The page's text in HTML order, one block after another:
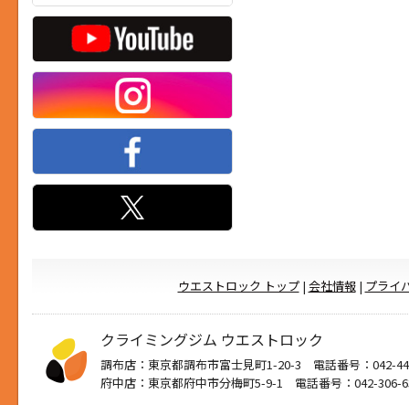
ウエストロック トップ| 会社情報| プライ
クライミングジム ウエストロック
調布店：東京都調布市富士見町1-20-3 電話番号：042-
府中店：東京都府中市分梅町5-9-1 電話番号：042-306-